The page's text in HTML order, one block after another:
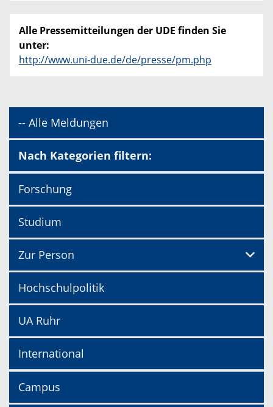
Alle Pressemitteilungen der UDE finden Sie
unter:
http://www.uni-due.de/de/presse/pm.php
-- Alle Meldungen
Nach Kategorien filtern:
Forschung
Studium
Zur Person
Hochschulpolitik
UA Ruhr
International
Campus